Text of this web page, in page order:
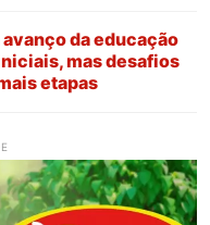
da educação
mas desafios
etapas